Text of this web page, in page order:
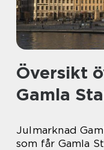
Översikt
Gamla
Julmarknad
som får Gamla